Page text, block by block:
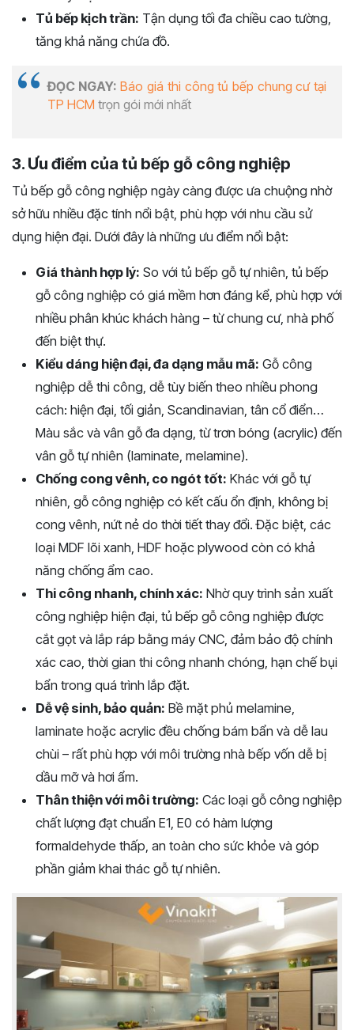
Tủ bếp kịch trần: Tận dụng tối đa chiều cao tường,
tăng khả năng chứa đồ.
ĐỌC NGAY: Báo giá thi công tủ bếp chung cư tại
TP HCM trọn gói mới nhất
3. Ưu điểm của tủ bếp gỗ công nghiệp
Tủ bếp gỗ công nghiệp ngày càng được ưa chuộng nhờ
sở hữu nhiều đặc tính nổi bật, phù hợp với nhu cầu sử
dụng hiện đại. Dưới đây là những ưu điểm nổi bật:
Giá thành hợp lý: So với tủ bếp gỗ tự nhiên, tủ bếp
gỗ công nghiệp có giá mềm hơn đáng kể, phù hợp với
nhiều phân khúc khách hàng – từ chung cư, nhà phố
đến biệt thự.
Kiểu dáng hiện đại, đa dạng mẫu mã: Gỗ công
nghiệp dễ thi công, dễ tùy biến theo nhiều phong
cách: hiện đại, tối giản, Scandinavian, tân cổ điển…
Màu sắc và vân gỗ đa dạng, từ trơn bóng (acrylic) đến
vân gỗ tự nhiên (laminate, melamine).
Chống cong vênh, co ngót tốt: Khác với gỗ tự
nhiên, gỗ công nghiệp có kết cấu ổn định, không bị
cong vênh, nứt nẻ do thời tiết thay đổi. Đặc biệt, các
loại MDF lõi xanh, HDF hoặc plywood còn có khả
năng chống ẩm cao.
Thi công nhanh, chính xác: Nhờ quy trình sản xuất
công nghiệp hiện đại, tủ bếp gỗ công nghiệp được
cắt gọt và lắp ráp bằng máy CNC, đảm bảo độ chính
xác cao, thời gian thi công nhanh chóng, hạn chế bụi
bẩn trong quá trình lắp đặt.
Dễ vệ sinh, bảo quản: Bề mặt phủ melamine,
laminate hoặc acrylic đều chống bám bẩn và dễ lau
chùi – rất phù hợp với môi trường nhà bếp vốn dễ bị
dầu mỡ và hơi ẩm.
Thân thiện với môi trường: Các loại gỗ công nghiệp
chất lượng đạt chuẩn E1, E0 có hàm lượng
formaldehyde thấp, an toàn cho sức khỏe và góp
phần giảm khai thác gỗ tự nhiên.